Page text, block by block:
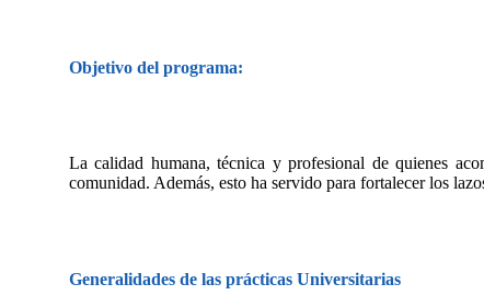
Objetivo del programa:
La calidad humana, técnica y profesional de quienes
comunidad. Además, esto ha servido para fortalecer los
Generalidades de las prácticas Universitarias